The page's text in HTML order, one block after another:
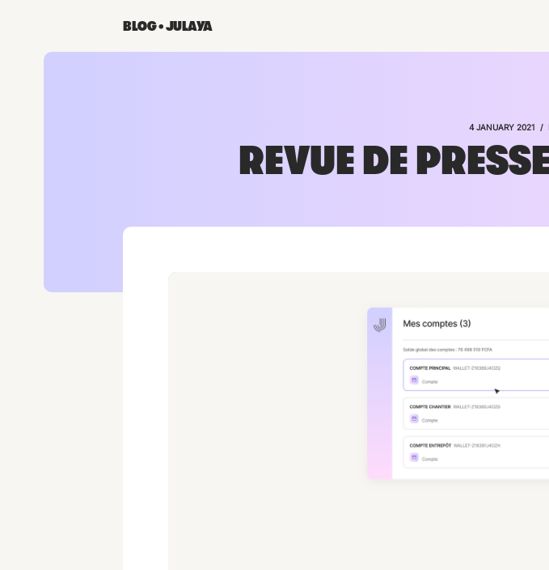
BLOG • JULAYA
4 JANUARY 2021 /
REVUE DE